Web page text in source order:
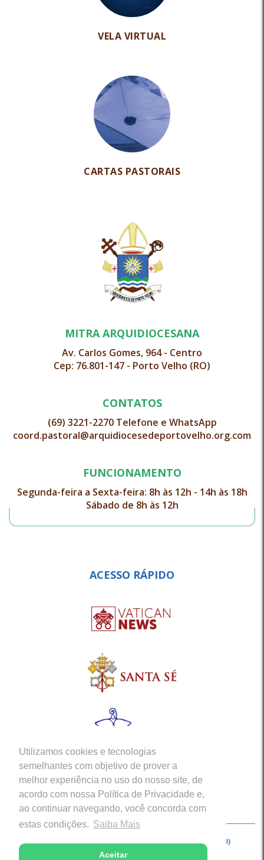
Utilizamos cookies e tecnologias
semelhantes com objetivo de prover a
melhor experiência no uso do nosso site, de
acordo com nossa Política de Privacidade e,
ao continuar navegando, você concorda com
estas condições. Saiba Mais
Aceitar
VELA VIRTUAL
CARTAS PASTORAIS
MITRA ARQUIDIOCESANA
Av. Carlos Gomes, 964 - Centro
Cep: 76.801-147 - Porto Velho (RO)
CONTATOS
(69) 3221-2270 Telefone e WhatsApp
coord.pastoral@arquidiocesedeportovelho.org.com
FUNCIONAMENTO
Segunda-feira a Sexta-feira: 8h às 12h - 14h às 18h
Sábado de 8h às 12h
ACESSO RÁPIDO
Copyright © 2026 - Arquidiocese de Porto Velho (RO)
Desenvolvido com excelência por